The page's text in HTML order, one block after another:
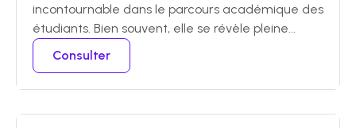
incontournable dans le parcours académique des
étudiants. Bien souvent, elle se révèle pleine...
Consulter